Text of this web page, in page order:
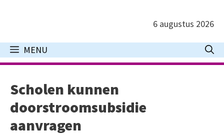
inhoud
6 augustus 2026
MENU
Scholen kunnen
doorstroomsubsidie
aanvragen